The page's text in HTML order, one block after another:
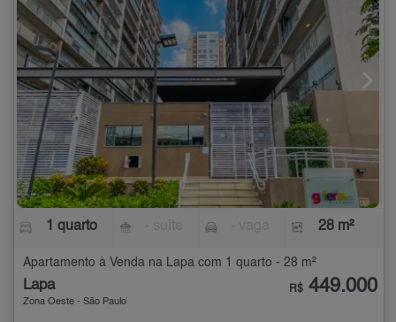
1 quarto 28 m²
Apartamento à Venda na Lapa com 1 quarto - 28 m²
Lapa
Zona Oeste - São Paulo
R$ 449.000